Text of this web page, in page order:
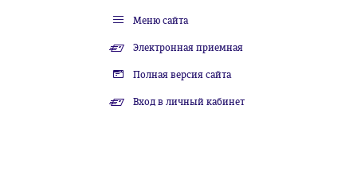
Меню сайта
Электронная приемная
Полная версия сайта
Вход в личный кабинет